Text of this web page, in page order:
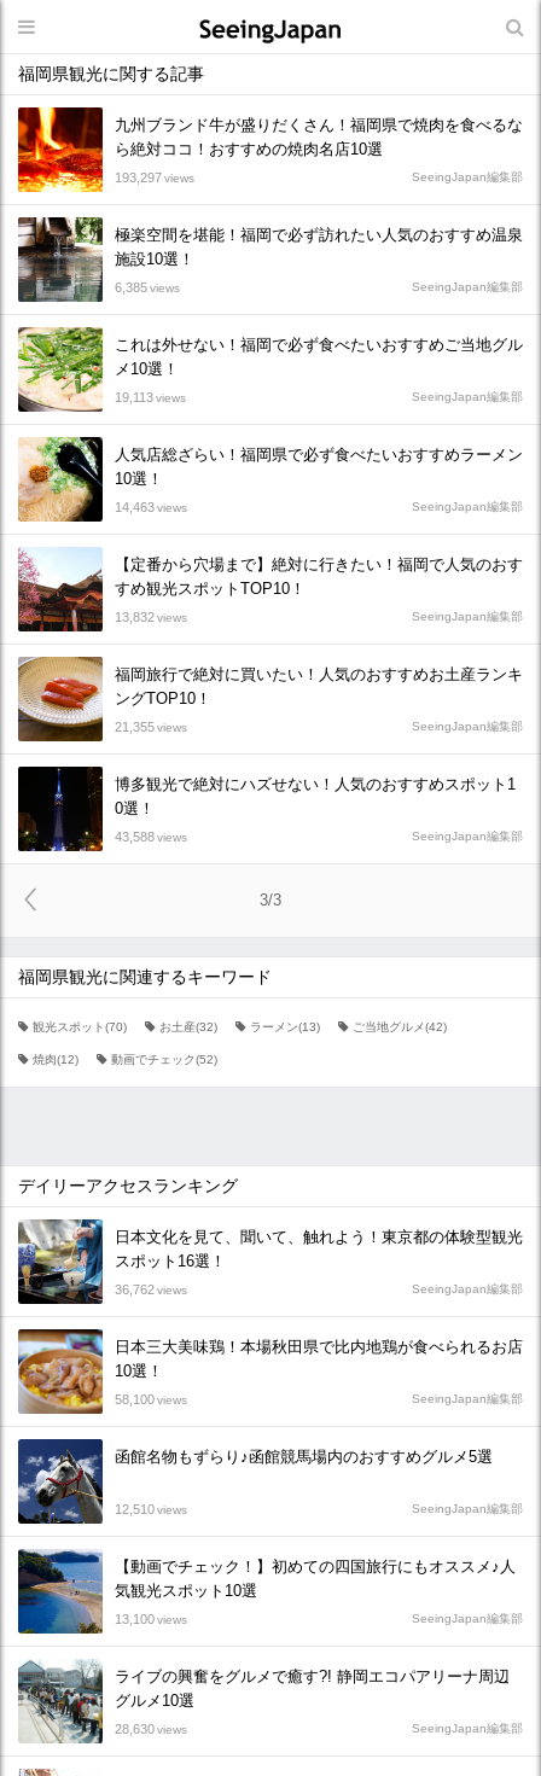
福岡県観光に関する記事
九州ブランド牛が盛りだくさん！福岡県で焼肉を食べるな
ら絶対ココ！おすすめの焼肉名店10選
193,297views SeeingJapan編集部
極楽空間を堪能！福岡で必ず訪れたい人気のおすすめ温泉
施設10選！
6,385views SeeingJapan編集部
これは外せない！福岡で必ず食べたいおすすめご当地グル
メ10選！
19,113views SeeingJapan編集部
人気店総ざらい！福岡県で必ず食べたいおすすめラーメン
10選！
14,463views SeeingJapan編集部
【定番から穴場まで】絶対に行きたい！福岡で人気のおす
すめ観光スポットTOP10！
13,832views SeeingJapan編集部
福岡旅行で絶対に買いたい！人気のおすすめお土産ランキ
ングTOP10！
21,355views SeeingJapan編集部
博多観光で絶対にハズせない！人気のおすすめスポット1
0選！
43,588views SeeingJapan編集部
3/3
福岡県観光に関連するキーワード
観光スポット(70) お土産(32) ラーメン(13) ご当地グルメ(42)
焼肉(12) 動画でチェック(52)
デイリーアクセスランキング
日本文化を見て、聞いて、触れよう！東京都の体験型観光
スポット16選！
36,762views SeeingJapan編集部
日本三大美味鶏！本場秋田県で比内地鶏が食べられるお店
10選！
58,100views SeeingJapan編集部
函館名物もずらり♪函館競馬場内のおすすめグルメ5選
12,510views SeeingJapan編集部
【動画でチェック！】初めての四国旅行にもオススメ♪人
気観光スポット10選
13,100views SeeingJapan編集部
ライブの興奮をグルメで癒す?! 静岡エコパアリーナ周辺
グルメ10選
28,630views SeeingJapan編集部